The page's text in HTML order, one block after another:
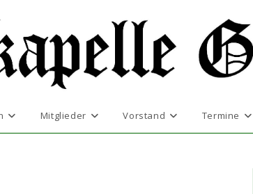
Mitglieder Vorstand Termine